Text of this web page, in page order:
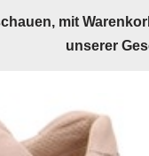
mit
unserer